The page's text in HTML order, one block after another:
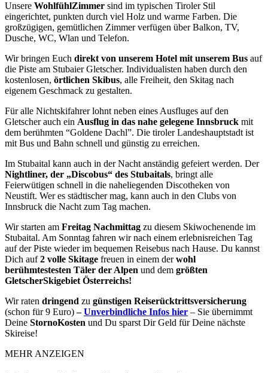
Unsere WohlfühlZimmer sind im typischen Tiroler Stil
eingerichtet, punkten durch viel Holz und warme Farben. Die
großzügigen, gemütlichen Zimmer verfügen über Balkon, TV,
Dusche, WC, Wlan und Telefon.
Wir bringen Euch direkt von unserem Hotel mit unserem Bus auf
die Piste am Stubaier Gletscher. Individualisten haben durch den
kostenlosen, örtlichen Skibus, alle Freiheit, den Skitag nach
eigenem Geschmack zu gestalten.
Für alle Nichtskifahrer lohnt neben eines Ausfluges auf den
Gletscher auch ein Ausflug in das nahe gelegene Innsbruck mit
dem berühmten “Goldene Dachl”. Die tiroler Landeshauptstadt ist
mit Bus und Bahn schnell und günstig zu erreichen.
Im Stubaital kann auch in der Nacht anständig gefeiert werden. Der
Nightliner, der „Discobus“ des Stubaitals, bringt alle
Feierwütigen schnell in die naheliegenden Discotheken von
Neustift. Wer es städtischer mag, kann auch in den Clubs von
Innsbruck die Nacht zum Tag machen.
Wir starten am Freitag Nachmittag zu diesem Skiwochenende im
Stubaital. Am Sonntag fahren wir nach einem erlebnisreichen Tag
auf der Piste wieder im bequemen Reisebus nach Hause. Du kannst
Dich auf2 volle Skitage freuen in einem derwohl
berühmtestesten Täler der Alpen und dem größten
GletscherSkigebiet Österreichs!
Wir raten dringend zu günstigen Reiserücktrittsversicherung
(schon für 9 Euro)–Unverbindliche Infos hier – Sie übernimmt
Deine StornoKosten und Du sparst Dir Geld für Deine nächste
Skireise!
MEHR ANZEIGEN